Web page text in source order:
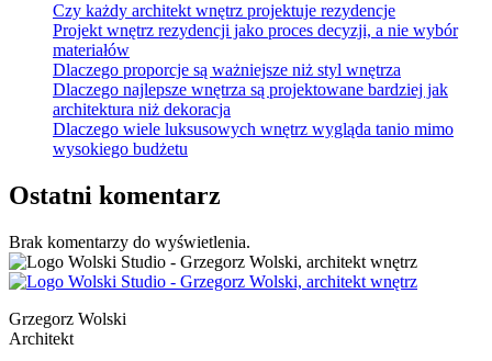
Czy każdy architekt wnętrz projektuje rezydencje
Projekt wnętrz rezydencji jako proces decyzji, a nie wybór
materiałów
Dlaczego proporcje są ważniejsze niż styl wnętrza
Dlaczego najlepsze wnętrza są projektowane bardziej jak
architektura niż dekoracja
Dlaczego wiele luksusowych wnętrz wygląda tanio mimo
wysokiego budżetu
Ostatni komentarz
Brak komentarzy do wyświetlenia.
Grzegorz Wolski
Architekt